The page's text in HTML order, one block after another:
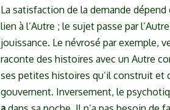
La satisfaction de la demande
lien à l’Autre ; le sujet passe par
jouissance. Le névrosé par exemple,
raconte des histoires avec un Autre
ses petites histoires qu’il construit et
gouvernent. Inversement, le